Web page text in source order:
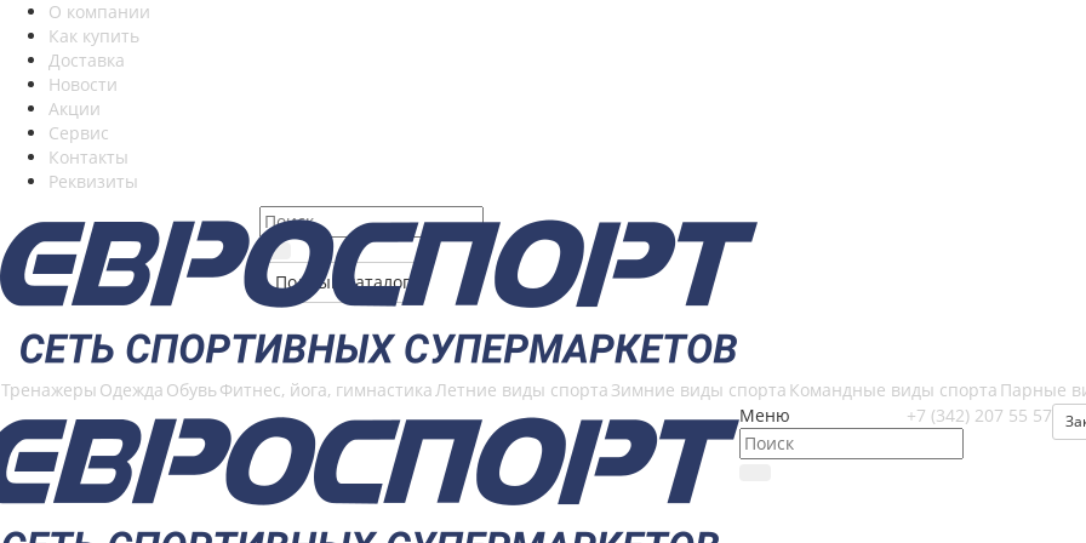
О компании
Как купить
Доставка
Новости
Акции
Сервис
Контакты
Реквизиты
Полный каталог
Тренажеры Одежда ОбувьФитнес, йога, гимнастикаЛетние виды спорта Зимние виды спорта Командные виды спорта Парные
Меню
+7 (342) 207 55 57